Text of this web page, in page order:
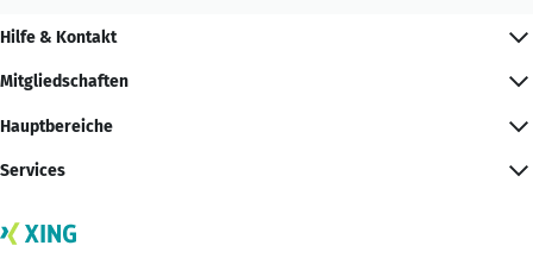
Hilfe & Kontakt
Mitgliedschaften
Hauptbereiche
Services